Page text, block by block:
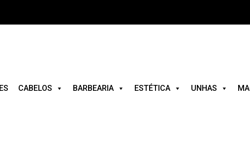
CABELOS BARBEARIA ESTÉTICA UNHAS